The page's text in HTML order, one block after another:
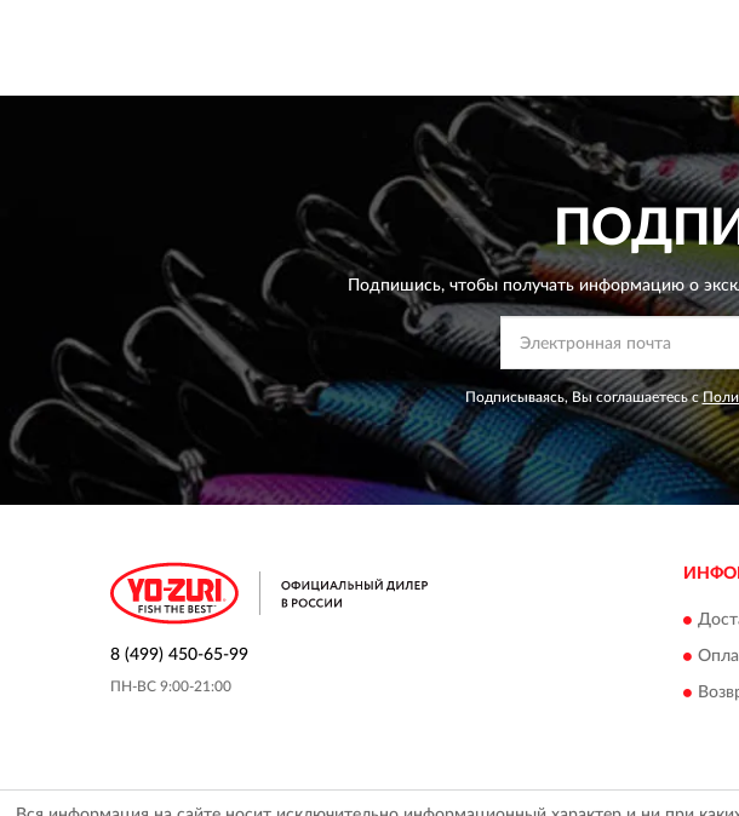
Подпишись, чтобы получать информацию о
Подписываясь, Вы соглашаетесь с
8 (499) 450-65-99
ПН-ВС 9:00-21:00